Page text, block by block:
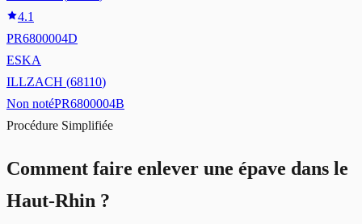
4.1
PR6800004D
ESKA
ILLZACH (68110)
Non notéPR6800004B
Procédure Simplifiée
Comment faire enlever une épave dans le
Haut-Rhin ?